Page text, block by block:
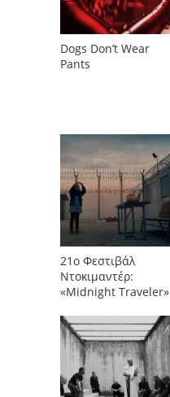
Dogs Don’t Wear
Pants
21ο Φεστιβάλ
Ντοκιμαντέρ:
«Midnight Traveler»